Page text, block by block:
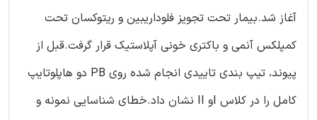
آغاز شد.بیمار تحت تجویز فلوداریبین و ریتوکسان تحت
کمپلکس آنمی و باکتری خونی آپلاستیک قرار گرفت.قبل از
پیوند، تیپ بندی تاییدی انجام شده روی PB دو هاپلوتایپ
کامل را در کلاس Iو II نشان داد.خطای شناسایی نمونه و